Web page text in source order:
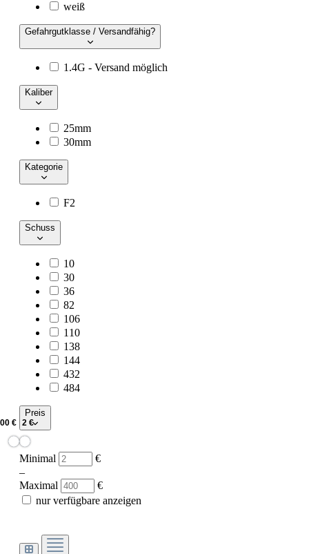
weiß
Gefahrgutklasse / Versandfähig?
1.4G - Versand möglich
Kaliber
25mm
30mm
Kategorie
F2
Schuss
10
30
36
82
106
110
138
144
432
484
Preis
Minimal
€
–
Maximal
€
nur verfügbare anzeigen